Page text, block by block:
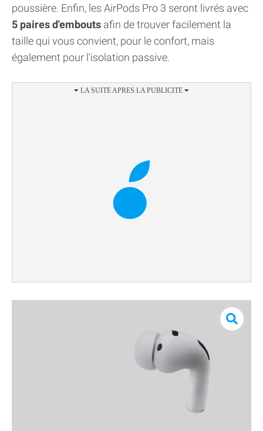
poussière. Enfin, les AirPods Pro 3 seront livrés avec
5 paires d'embouts afin de trouver facilement la
taille qui vous convient, pour le confort, mais
également pour l'isolation passive.